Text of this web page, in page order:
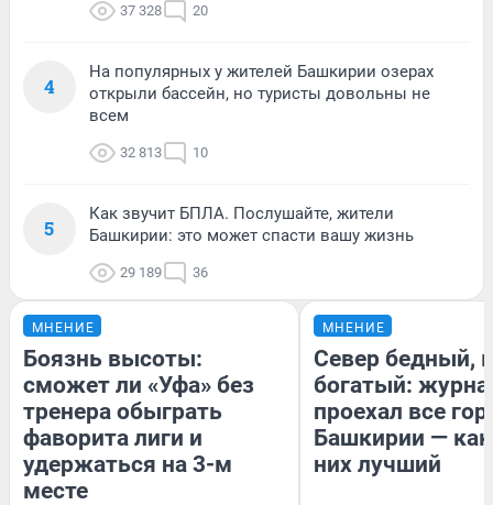
37 328 20
4
На популярных у жителей Башкирии озерах
открыли бассейн, но туристы довольны не
всем
32 813 10
5
Как звучит БПЛА. Послушайте, жители
Башкирии: это может спасти вашу жизнь
29 189 36
МНЕНИЕ
Боязнь высоты:
сможет ли «Уфа» без
тренера обыграть
фаворита лиги и
удержаться на 3-м
месте
МНЕНИЕ
Север бедный,
богатый:
проехал все
Башкирии —
них лучший